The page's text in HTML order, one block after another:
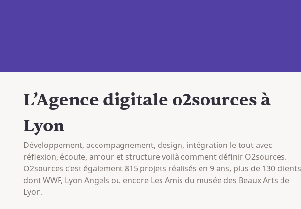
L’Agence digitale o2sources à
Lyon
Développement, accompagnement, design, intégration le tout avec
réflexion, écoute, amour et structure voilà comment définir O2sources.
O2sources c’est également 815 projets réalisés en 9 ans, plus de 130 clients
dont WWF, Lyon Angels ou encore Les Amis du musée des Beaux Arts de
Lyon.